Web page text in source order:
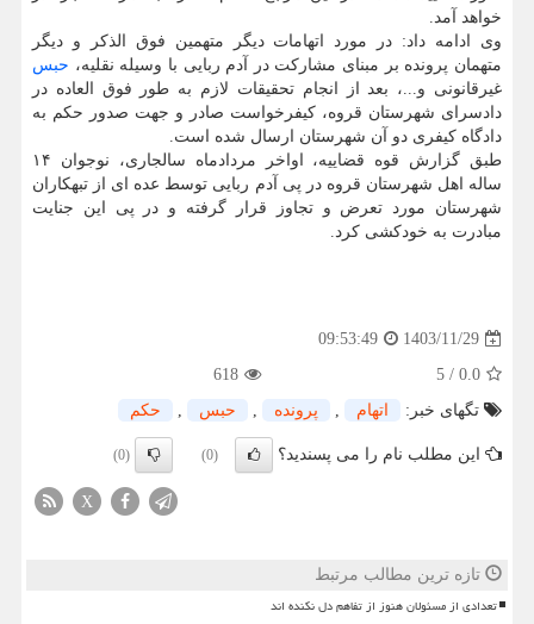
خواهد آمد.
وی ادامه داد: در مورد اتهامات دیگر متهمین فوق الذکر و دیگر
متهمان پرونده بر مبنای مشارکت در آدم ربایی با وسیله نقلیه، حبس
غیرقانونی و...، بعد از انجام تحقیقات لازم به طور فوق العاده در
دادسرای شهرستان قروه، کیفرخواست صادر و جهت صدور حکم به
دادگاه کیفری دو آن شهرستان ارسال شده است.
طبق گزارش قوه قضاییه، اواخر مردادماه سالجاری، نوجوان ۱۴
ساله اهل شهرستان قروه در پی آدم ربایی توسط عده ای از تبهکاران
شهرستان مورد تعرض و تجاوز قرار گرفته و در پی این جنایت
مبادرت به خودکشی کرد.
1403/11/29
09:53:49
0.0
/
5
618
تگهای خبر:
اتهام , پرونده , حبس , حكم
این مطلب نام را می پسندید؟ (0)
(0)
X
تازه ترین مطالب مرتبط
تعدادی از مسئولان هنوز از تفاهم دل نکنده اند